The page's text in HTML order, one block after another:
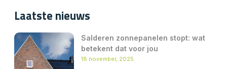
Laatste nieuws
Salderen zonnepanelen stopt: wat
betekent dat voor jou
18 november, 2025